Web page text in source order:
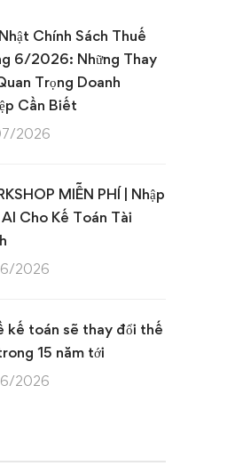
Chính Sách Thuế
6/2026: Những Thay
Trọng Doanh
Cần Biết
2026
MIỄN PHÍ | Nhập
Cho Kế Toán Tài
2026
kế toán sẽ thay đổi thế
15 năm tới
2026